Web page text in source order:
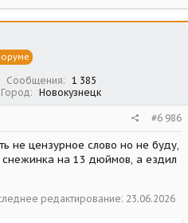
Сообщения
1 385
Город Новокузнецк
#6 986
не цензурное слово но не буду,
снежинка на 13 дюймов, а ездил
редактирование: 23.06.2026